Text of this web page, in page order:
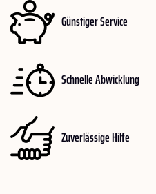
Günstiger Service
Schnelle Abwicklung
Zuverlässige Hilfe